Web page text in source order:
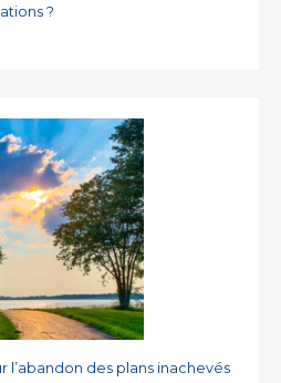
?
l’abandon des plans inachevés